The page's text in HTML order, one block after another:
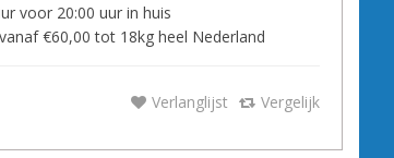
voor 20:00 uur in huis
€60,00 tot 18kg heel Nederland
Verlanglijst Vergelijk